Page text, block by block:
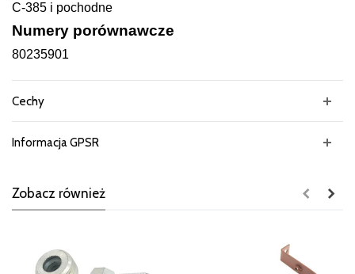
C-385 i pochodne
Numery porównawcze
80235901
Cechy
Informacja GPSR
Zobacz również